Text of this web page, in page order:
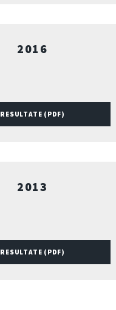
2016
RESULTATE (PDF)
2013
RESULTATE (PDF)